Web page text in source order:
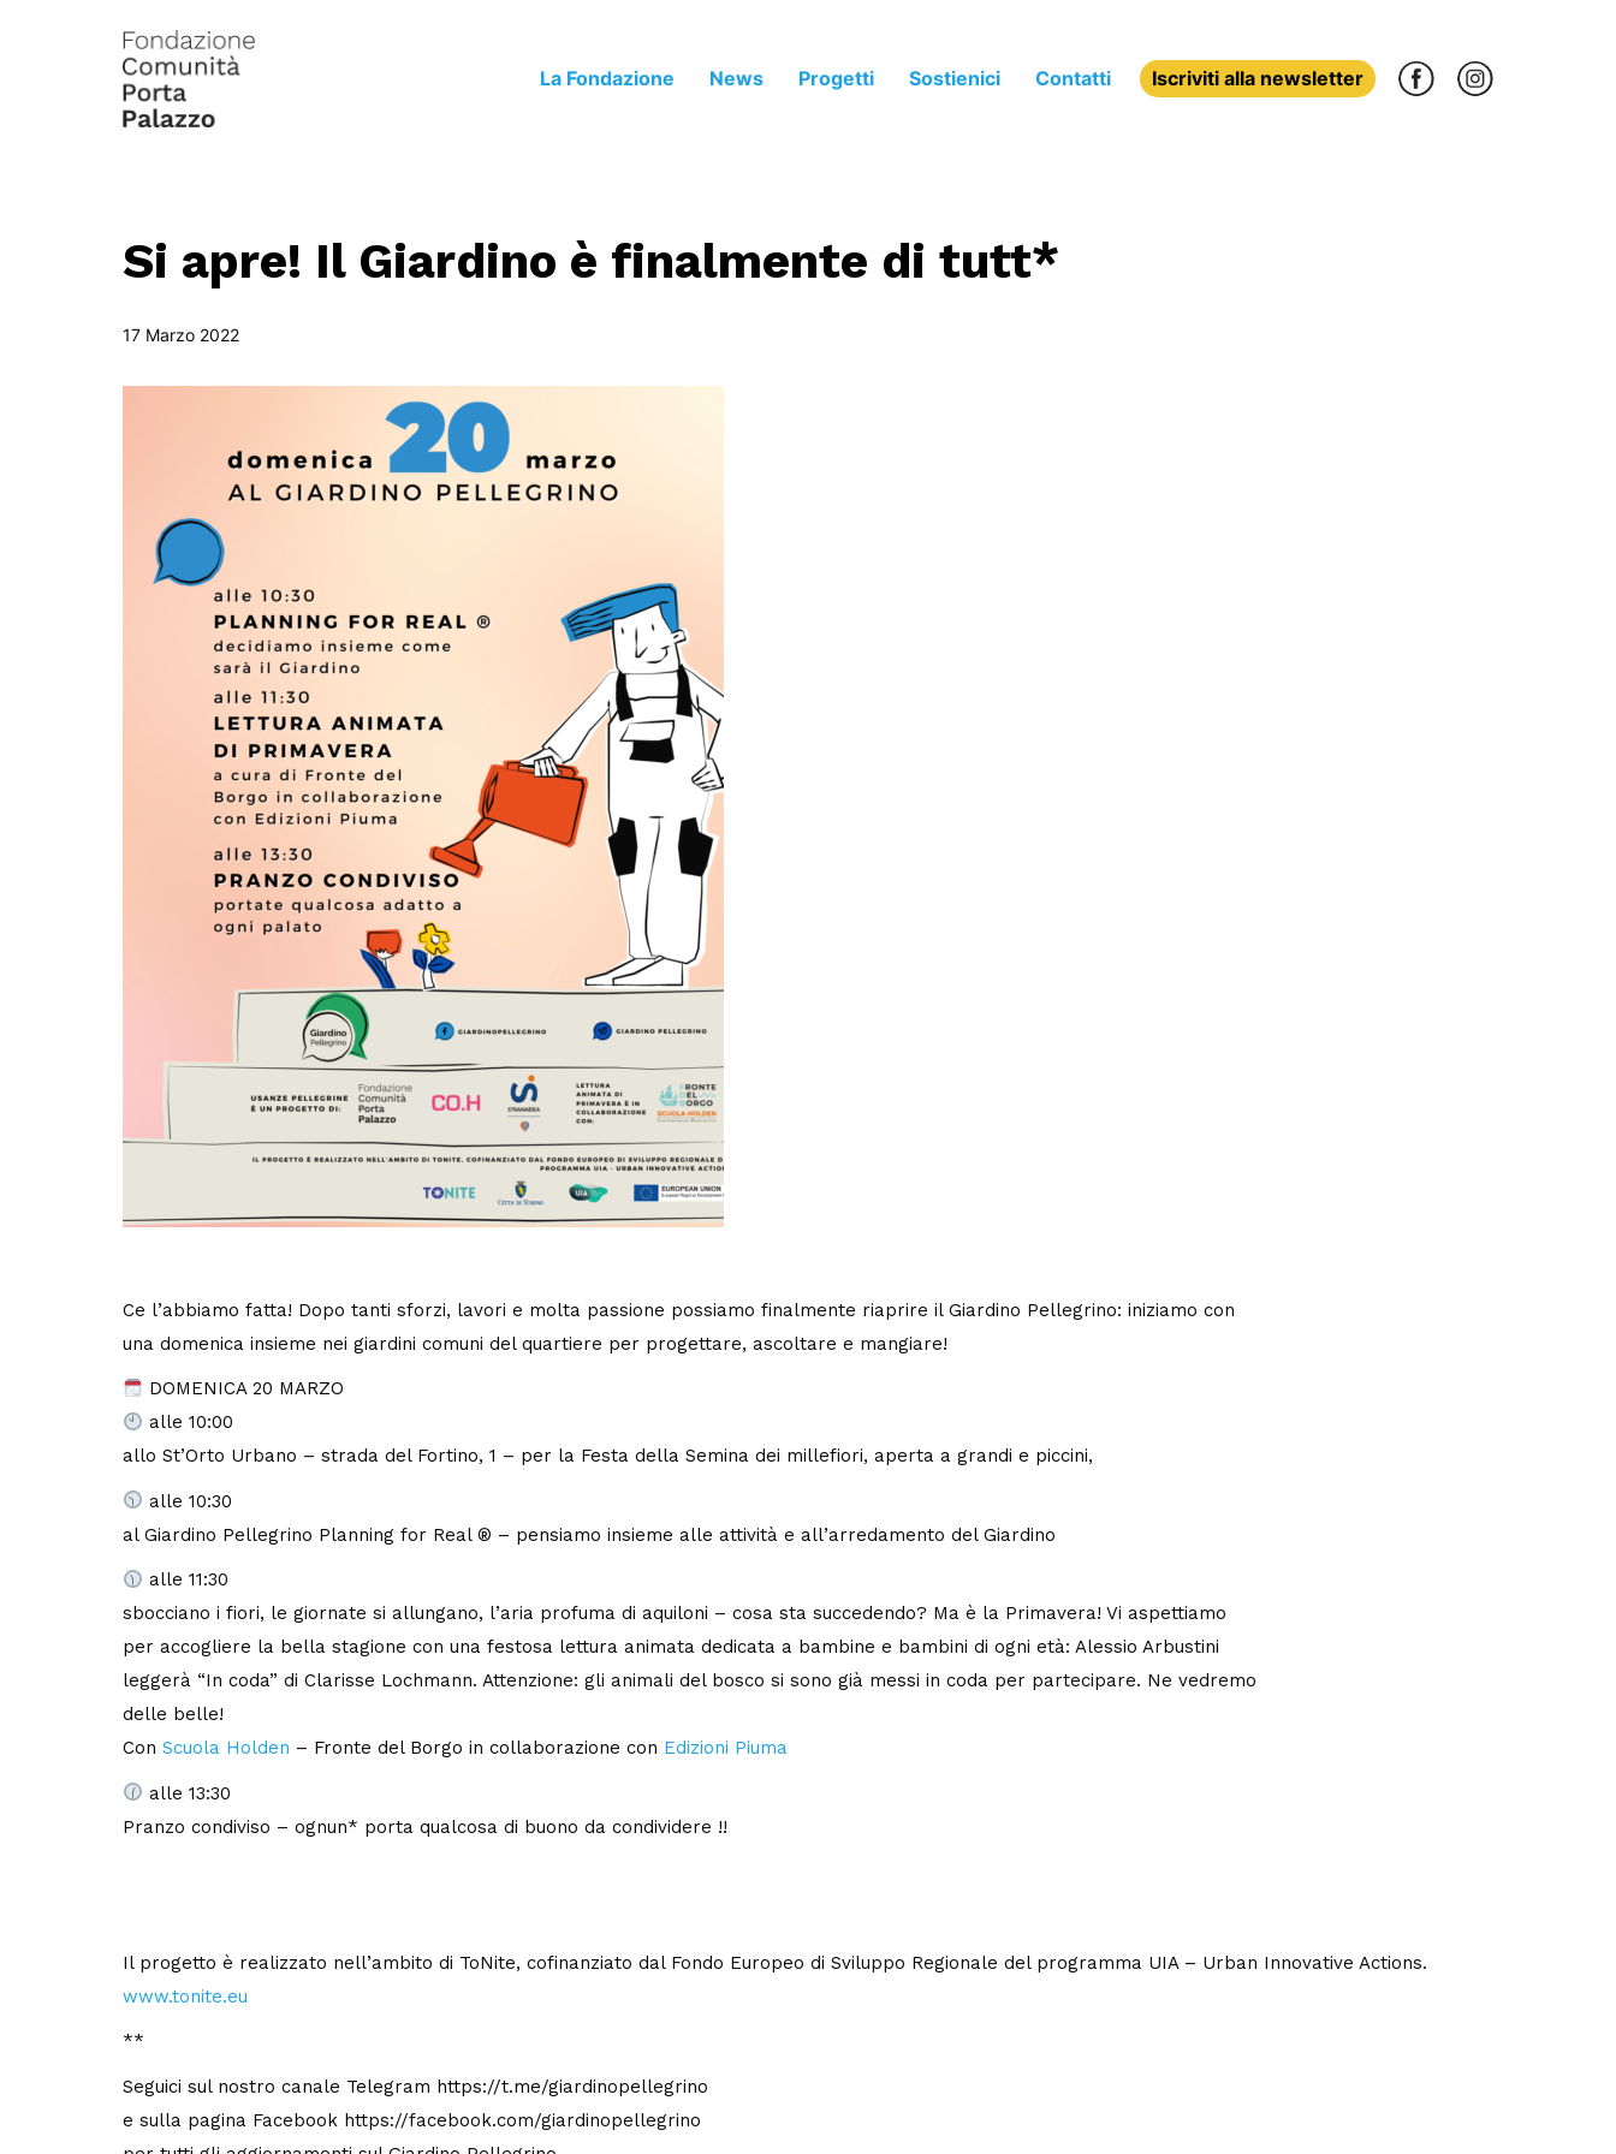
La Fondazione News Progetti Sostienici Contatti Iscriviti alla newsletter
Si apre! Il Giardino è finalmente di tutt*
17 Marzo 2022
Ce l’abbiamo fatta! Dopo tanti sforzi, lavori e molta passione possiamo finalmente riaprire il Giardino Pellegrino: iniziamo con
una domenica insieme nei giardini comuni del quartiere per progettare, ascoltare e mangiare!
DOMENICA 20 MARZO
alle 10:00
allo St’Orto Urbano – strada del Fortino, 1 – per la Festa della Semina dei millefiori, aperta a grandi e piccini,
alle 10:30
al Giardino Pellegrino Planning for Real ®️ – pensiamo insieme alle attività e all’arredamento del Giardino
alle 11:30
sbocciano i fiori, le giornate si allungano, l’aria profuma di aquiloni – cosa sta succedendo? Ma è la Primavera! Vi aspettiamo
per accogliere la bella stagione con una festosa lettura animata dedicata a bambine e bambini di ogni età: Alessio Arbustini
leggerà “In coda” di Clarisse Lochmann. Attenzione: gli animali del bosco si sono già messi in coda per partecipare. Ne vedremo
delle belle!
Con Scuola Holden – Fronte del Borgo in collaborazione con Edizioni Piuma
alle 13:30
Pranzo condiviso – ognun* porta qualcosa di buono da condividere !!
Il progetto è realizzato nell’ambito di ToNite, cofinanziato dal Fondo Europeo di Sviluppo Regionale del programma UIA – Urban Innovative Actions.
www.tonite.eu
**
Seguici sul nostro canale Telegram https://t.me/giardinopellegrino
e sulla pagina Facebook https://facebook.com/giardinopellegrino